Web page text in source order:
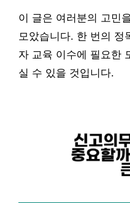
이 글은 여러분의 고민
모았습니다. 한 번의 정
자 교육 이수에 필요한
실 수 있을 것입니다.